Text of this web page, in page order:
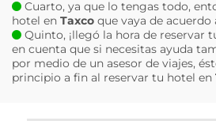
Cuarto, ya que lo tengas todo,
hotel en Taxco que vaya de acuerdo
Quinto, ¡llegó la hora de reservar
en cuenta que si necesitas ayuda
por medio de un asesor de viajes,
principio a fin al reservar tu hotel en